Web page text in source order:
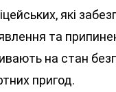
які
та
на стан
пригод.